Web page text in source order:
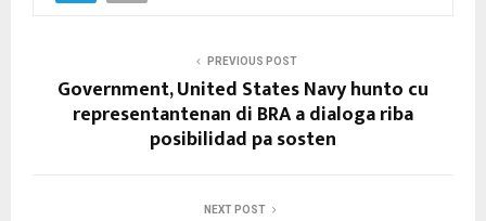
PREVIOUS POST
Government, United States Navy hunto cu
representantenan di BRA a dialoga riba
posibilidad pa sosten
NEXT POST